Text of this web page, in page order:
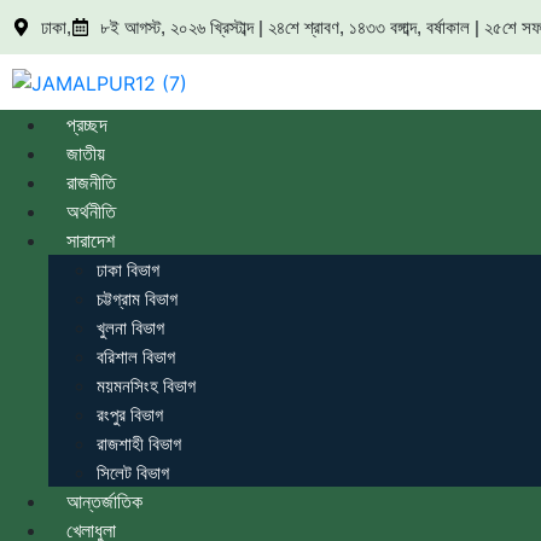
ঢাকা, ৮ই আগস্ট, ২০২৬ খ্রিস্টাব্দ | ২৪শে শ্রাবণ, ১৪৩৩ বঙ্গাব্দ, বর্ষাকাল | ২৫শে
প্রচ্ছদ
জাতীয়
রাজনীতি
অর্থনীতি
সারাদেশ
ঢাকা বিভাগ
চট্টগ্রাম বিভাগ
খুলনা বিভাগ
বরিশাল বিভাগ
ময়মনসিংহ বিভাগ
রংপুর বিভাগ
রাজশাহী বিভাগ
সিলেট বিভাগ
আন্তর্জাতিক
খেলাধুলা